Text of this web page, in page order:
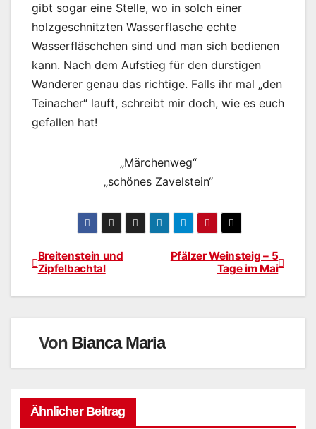
gibt sogar eine Stelle, wo in solch einer
holzgeschnitzten Wasserflasche echte
Wasserfläschchen sind und man sich bedienen
kann. Nach dem Aufstieg für den durstigen
Wanderer genau das richtige. Falls ihr mal „den
Teinacher“ lauft, schreibt mir doch, wie es euch
gefallen hat!
„Märchenweg“
„schönes Zavelstein“
BeitragsnavigationPfälzer Weinsteig – 5
Tage im Mai
Breitenstein und
Zipfelbachtal
Von Bianca Maria
Ähnlicher Beitrag